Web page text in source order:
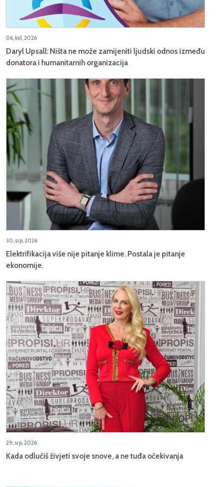
06, kol, 2026
Daryl Upsall: Ništa ne može zamijeniti ljudski odnos između
donatora i humanitarnih organizacija
30, srp, 2026
Elektrifikacija više nije pitanje klime. Postala je pitanje
ekonomije.
29, srp, 2026
Kada odlučiš živjeti svoje snove, a ne tuđa očekivanja